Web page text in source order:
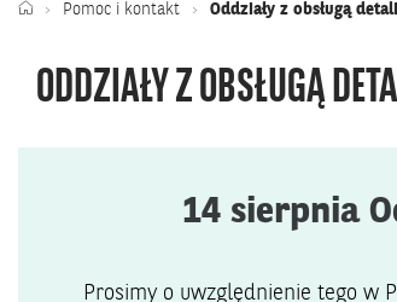
Pomoc i kontakt Oddziały z obsługą
ODDZIAŁY Z OBSŁUGĄ
14 sierpnia
Prosimy o uwzględnienie tego w